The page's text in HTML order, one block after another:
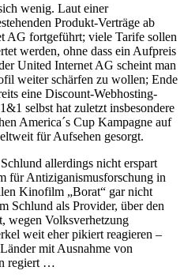
wenig. Laut einer
Produkt-Verträge ab
AG fortgeführt; viele Tarife sollen
werden, ohne dass ein Aufpreis
United Internet AG scheint man
weiter schärfen zu wollen; Ende
eine Discount-Webhosting-
selbst hat zuletzt insbesondere
America´s Cup Kampagne auf
für Aufsehen gesorgt.
allerdings nicht erspart
für Antiziganismusforschung in
Kinofilm „Borat“ gar nicht
Schlund als Provider, über den
wegen Volksverhetzung
weit eher pikiert reagieren –
mit Ausnahme von
regiert …